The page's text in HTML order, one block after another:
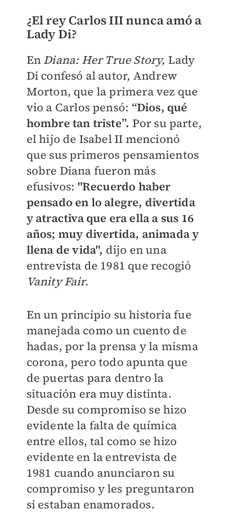
¿El rey Carlos III nunca amó a
Lady Di?
EnDiana: Her True Story, Lady
Di confesó al autor, Andrew
Morton, que la primera vez que
vio a Carlos pensó: “Dios, qué
hombre tan triste”. Por su parte,
el hijo de Isabel II mencionó
que sus primeros pensamientos
sobre Diana fueron más
efusivos: "Recuerdo haber
pensado en lo alegre, divertida
y atractiva que era ella a sus 16
años; muy divertida, animada y
llena de vida", dijo en una
entrevista de 1981 que recogió
Vanity Fair.
En un principio su historia fue
manejada como un cuento de
hadas, por la prensa y la misma
corona, pero todo apunta que
de puertas para dentro la
situación era muy distinta.
Desde su compromiso se hizo
evidente la falta de química
entre ellos, tal como se hizo
evidente en la entrevista de
1981 cuando anunciaron su
compromiso y les preguntaron
si estaban enamorados.